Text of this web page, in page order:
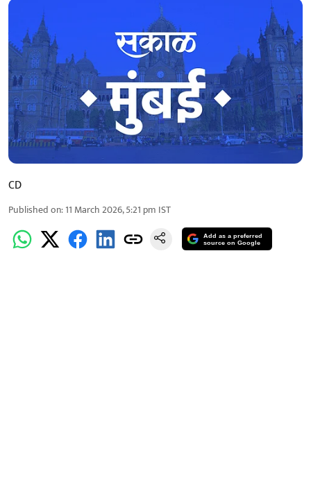
CD
Published on:11 March 2026, 5:21 pm IST
Add as a preferred
source on Google